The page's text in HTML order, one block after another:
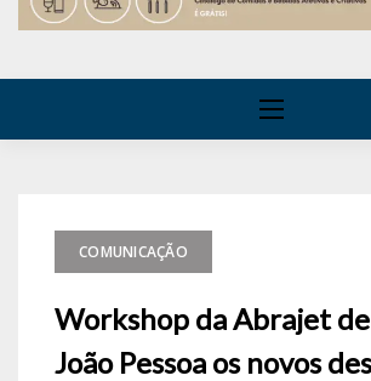
COMUNICAÇÃO
Workshop da Abrajet
João Pessoa os novos